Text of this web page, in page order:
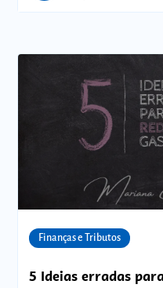
Finanças e Tributos
5 Ideias erradas